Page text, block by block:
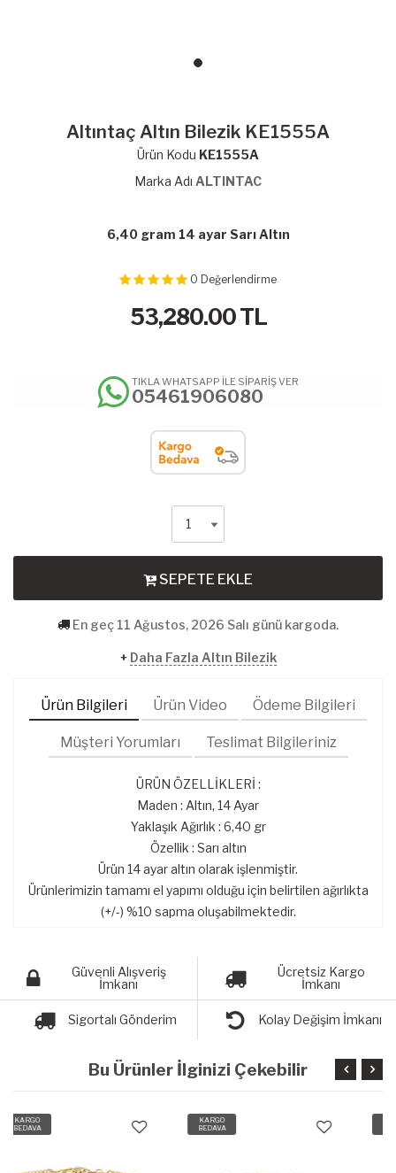
Altıntaç Altın Bilezik KE1555A
Ürün Kodu KE1555A
Marka Adı ALTINTAC
6,40 gram 14 ayar Sarı Altın
0 Değerlendirme
53,280.00TL
TIKLA WHATSAPP İLE SİPARİŞ VER
05461906080
SEPETE EKLE
En geç 11 Ağustos, 2026 Salı günü kargoda.
+ Daha Fazla Altın Bilezik
Ürün Bilgileri Ürün Video Ödeme Bilgileri
Müşteri Yorumları Teslimat Bilgileriniz
ÜRÜN ÖZELLİKLERİ :
Maden : Altın, 14 Ayar
Yaklaşık Ağırlık : 6,40 gr
Özellik : Sarı altın
Ürün 14 ayar altın olarak işlenmiştir.
Ürünlerimizin tamamı el yapımı olduğu için belirtilen ağırlıkta
(+/-) %10 sapma oluşabilmektedir.
Güvenli Alışveriş
İmkanı
Ücretsiz Kargo
İmkanı
Sigortalı Gönderim Kolay Değişim İmkanı
Bu Ürünler İlginizi Çekebilir
BEDAVA
BEDAVA